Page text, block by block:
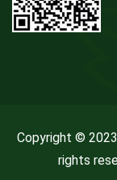
Copyright ©
rights